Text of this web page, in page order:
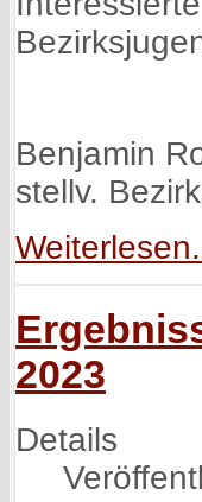
Benjamin
stellv.
2023
Details